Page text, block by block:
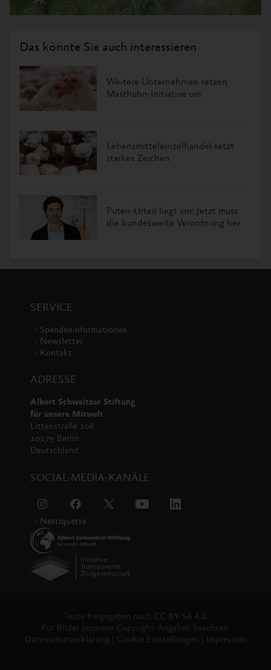
Das könnte Sie auch interessieren
Weitere Unternehmen setzen
Masthuhn-Initiative um
Lebensmitteleinzelhandel setzt
starkes Zeichen
Puten-Urteil liegt vor: Jetzt muss
die bundesweite Verordnung her
SERVICE
Spendeninformationen
Newsletter
Kontakt
ADRESSE
Albert Schweitzer Stiftung
für unsere Mitwelt
Littenstraße 108
10179 Berlin
Deutschland
SOCIAL-MEDIA-KANÄLE
Nettiquette
Texte freigegeben nach CC BY-SA 4.0.
Für Bilder separate Copyright-Angaben beachten.
Datenschutzerklärung
Cookie Einstellungen Impressum